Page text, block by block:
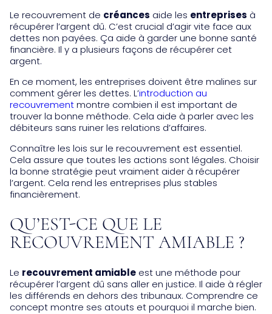
Le recouvrement de créances aide les entreprises à
récupérer l’argent dû. C’est crucial d’agir vite face aux
dettes non payées. Ça aide à garder une bonne santé
financière. Il y a plusieurs façons de récupérer cet
argent.
En ce moment, les entreprises doivent être malines sur
comment gérer les dettes. L’introduction au
recouvrementmontre combien il est important de
trouver la bonne méthode. Cela aide à parler avec les
débiteurs sans ruiner les relations d’affaires.
Connaître les lois sur le recouvrement est essentiel.
Cela assure que toutes les actions sont légales. Choisir
la bonne stratégie peut vraiment aider à récupérer
l’argent. Cela rend les entreprises plus stables
financièrement.
QU’EST-CE QUE LE
RECOUVREMENT AMIABLE ?
Le recouvrement amiable est une méthode pour
récupérer l’argent dû sans aller en justice. Il aide à régler
les différends en dehors des tribunaux. Comprendre ce
concept montre ses atouts et pourquoi il marche bien.